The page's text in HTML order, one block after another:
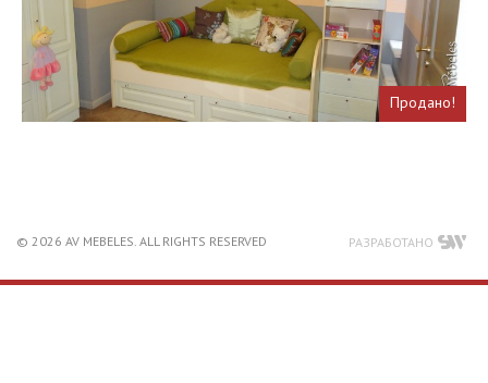
Продано!
© 2026 AV MEBELES. ALL RIGHTS RESERVED РАЗРАБОТАНО